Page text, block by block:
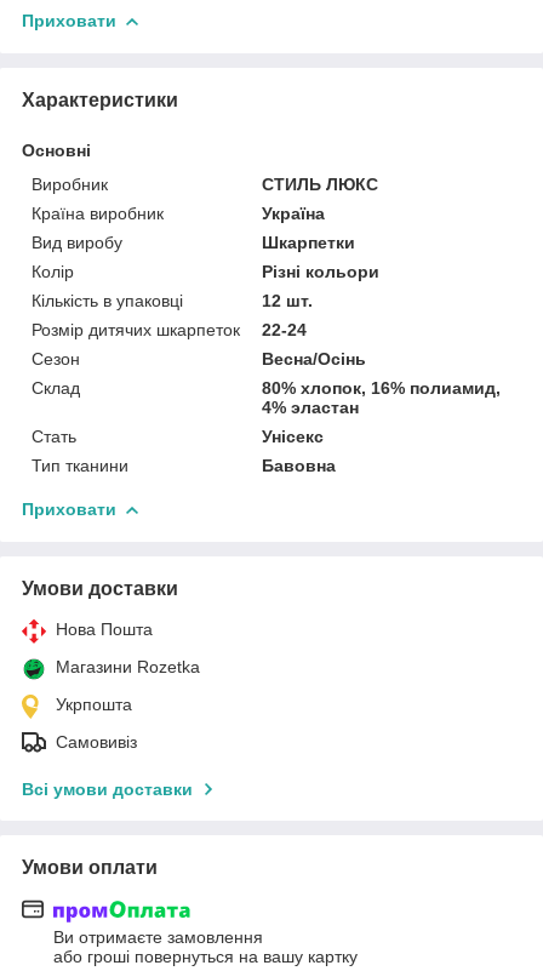
Приховати
Характеристики
Основні
Виробник
СТИЛЬ ЛЮКС
Країна виробник
Україна
Вид виробу
Шкарпетки
Колір
Різні кольори
Кількість в упаковці
12 шт.
Розмір дитячих шкарпеток
22-24
Сезон
Весна/Осінь
Склад
80% хлопок, 16% полиамид,
4% эластан
Стать
Унісекс
Тип тканини
Бавовна
Приховати
Умови доставки
Нова Пошта
Магазини Rozetka
Укрпошта
Самовивіз
Всі умови доставки
Умови оплати
Ви отримаєте замовлення
або гроші повернуться на вашу картку